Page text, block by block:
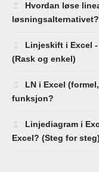
Hvordan løse
løsningsalternativet?
Linjeskift i Excel
(Rask og enkel)
LN i Excel
funksjon?
Linjediagram i
Excel? (Steg for steg)